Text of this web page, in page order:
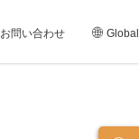
お問い合わせ Global